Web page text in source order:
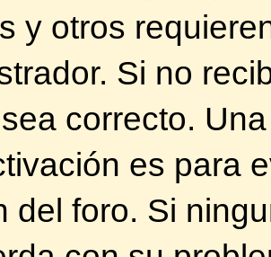
Cambiando esto
de acuerdo a su zona
este es un buen
la zona horaria y las
de que la zona